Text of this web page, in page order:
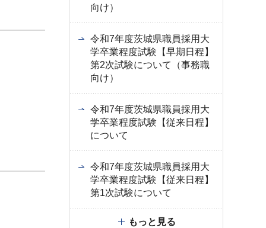
向け）
令和7年度茨城県職員採用大
学卒業程度試験【早期日程】
第2次試験について（事務職
向け）
令和7年度茨城県職員採用大
学卒業程度試験【従来日程】
について
令和7年度茨城県職員採用大
学卒業程度試験【従来日程】
第1次試験について
もっと見る